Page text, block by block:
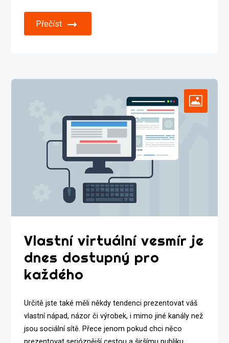
Přečíst
Vlastní virtuální vesmír je
dnes dostupný pro
každého
Určitě jste také měli někdy tendenci prezentovat váš
vlastní nápad, názor či výrobek, i mimo jiné kanály než
jsou sociální sítě. Přece jenom pokud chci něco